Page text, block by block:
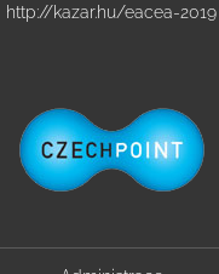
http://kazar.hu/eacea-2019